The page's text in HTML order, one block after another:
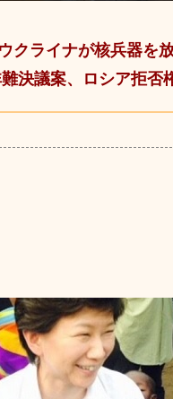
クライナが核兵器を
決議案、ロシア拒否